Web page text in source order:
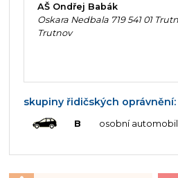
AŠ Ondřej Babák
Oskara Nedbala 719 541 01
Trutnov
skupiny řidičských oprávnění:
B osobní automobil